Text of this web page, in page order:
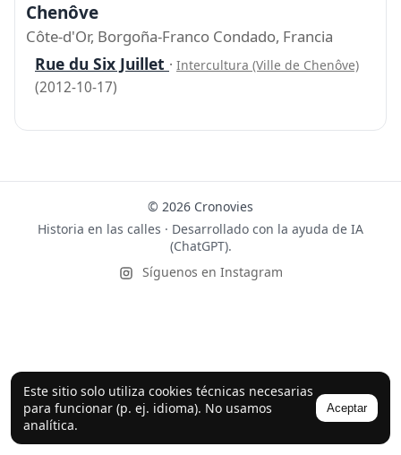
Este sitio solo utiliza cookies técnicas necesarias
para funcionar (p. ej. idioma). No usamos
analítica.
Aceptar
Chenôve
Côte-d'Or, Borgoña-Franco Condado, Francia
Rue du Six Juillet · Intercultura (Ville de Chenôve)
(2012-10-17)
© 2026 Cronovies
Historia en las calles · Desarrollado con la ayuda de IA
(ChatGPT).
Síguenos en Instagram